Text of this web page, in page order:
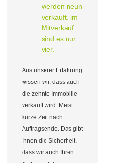
werden neun
verkauft, im
Mitverkauf
sind es nur
vier.
Aus unserer Erfahrung
wissen wir, dass auch
die zehnte Immobilie
verkauft wird. Meist
kurze Zeit nach
Auftragsende. Das gibt
Ihnen die Sicherheit,
dass wir auch Ihren